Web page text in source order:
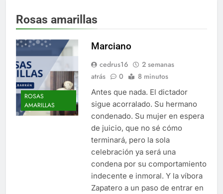
Rosas amarillas
ROSAS
AMARILLAS
Marciano
cedrus16
2 semanas
atrás
0 8 minutos
Antes que nada. El dictador
sigue acorralado. Su hermano
condenado. Su mujer en espera
de juicio, que no sé cómo
terminará, pero la sola
celebración ya será una
condena por su comportamiento
indecente e inmoral. Y la víbora
Zapatero a un paso de entrar en